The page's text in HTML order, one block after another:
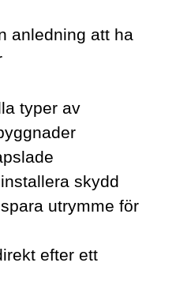
anledning att ha
typer av
skydd
utrymme för
efter ett